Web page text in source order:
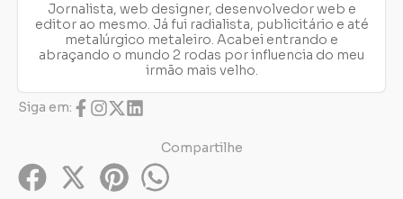
Jornalista, web designer, desenvolvedor web e
editor ao mesmo. Já fui radialista, publicitário e até
metalúrgico metaleiro. Acabei entrando e
abraçando o mundo 2 rodas por influencia do meu
irmão mais velho.
Siga em:
Compartilhe